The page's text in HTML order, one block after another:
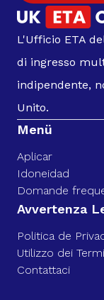
L'Ufficio ETA
di ingresso
indipendente,
Unito.
Menü
Aplicar
Idoneidad
Domande
Avvertenza
Politica de
Utilizzo dei
Contattaci